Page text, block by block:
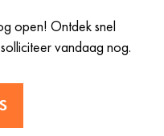
open! Ontdek snel
vandaag nog.